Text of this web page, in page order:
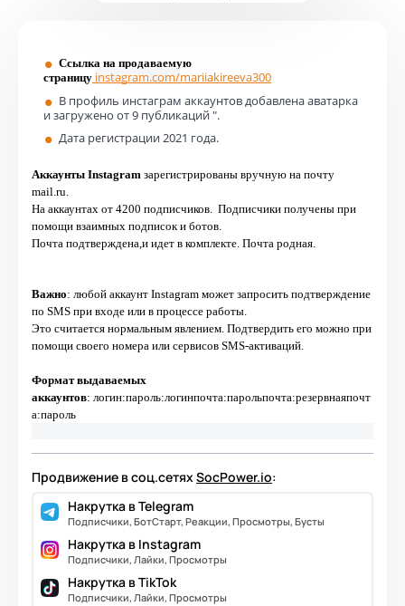
Ссылка на продаваемую
страницу instagram.com/mariiakireeva300
В профиль инстаграм аккаунтов добавлена аватарка
и загружено от 9 публикаций ".
Дата регистрации 2021 года.
Аккаунты Instagram зарегистрированы вручную на почту
mail.ru.
На аккаунтах от 4200 подписчиков. Подписчики получены при
помощи взаимных подписок и ботов.
Почта подтверждена,и идет в комплекте. Почта родная.
Важно: любой аккаунт Instagram может запросить подтверждение
по SMS при входе или в процессе работы.
Это считается нормальным явлением. Подтвердить его можно при
помощи своего номера или сервисов SMS-активаций.
Формат выдаваемых
аккаунтов: логин:пароль:логинпочта:парольпочта:резервнаяпочт
а:пароль
Продвижение в соц.сетяхSocPower.io:
Накрутка в Telegram
Подписчики, БотСтарт, Реакции, Просмотры, Бусты
Накрутка в Instagram
Подписчики, Лайки, Просмотры
Накрутка в TikTok
Подписчики, Лайки, Просмотры